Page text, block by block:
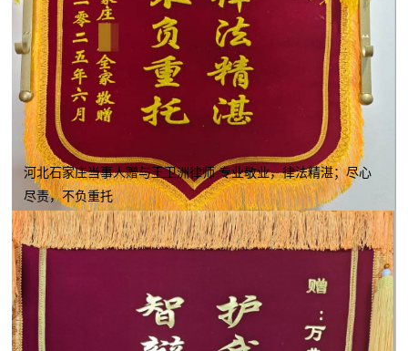
河北石家庄当事人赠与王卫洲律师 专业敬业，律法精湛；尽心
尽责，不负重托